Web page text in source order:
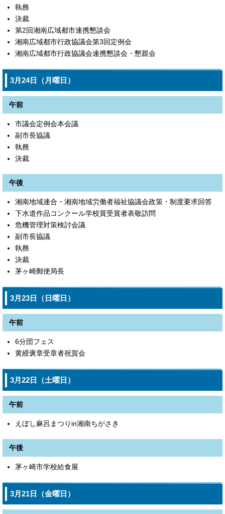
執務
決裁
第2回湘南広域都市連携懇談会
湘南広域都市行政協議会第3回定例会
湘南広域都市行政協議会連携懇談会・懇親会
3月24日（月曜日）
午前
市議会定例会本会議
副市長協議
執務
決裁
午後
湘南地域連合・湘南地域労働者福祉協議会政策・制度要求回答
下水道作品コンクール学校賞受賞者表敬訪問
危機管理対策検討会議
副市長協議
執務
決裁
茅ヶ崎郵便局長
3月23日（日曜日）
午前
6分団フェス
黄綬褒章受章者祝賀会
3月22日（土曜日）
午前
えぼし麻呂まつりin湘南ちがさき
午後
茅ヶ崎市学校給食展
3月21日（金曜日）